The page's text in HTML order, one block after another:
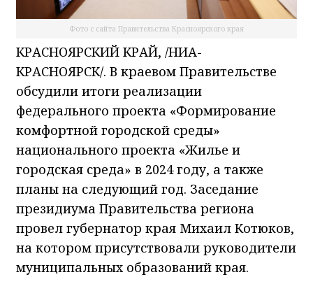
Фото с сайта Правительства Красноярского края
КРАСНОЯРСКИЙ КРАЙ, /НИА-
КРАСНОЯРСК/. В краевом Правительстве
обсудили итоги реализации
федерального проекта «Формирование
комфортной городской среды»
национального проекта «Жилье и
городская среда» в 2024 году, а также
планы на следующий год. Заседание
президиума Правительства региона
провел губернатор края Михаил Котюков,
на котором присутствовали руководители
муниципальных образований края.